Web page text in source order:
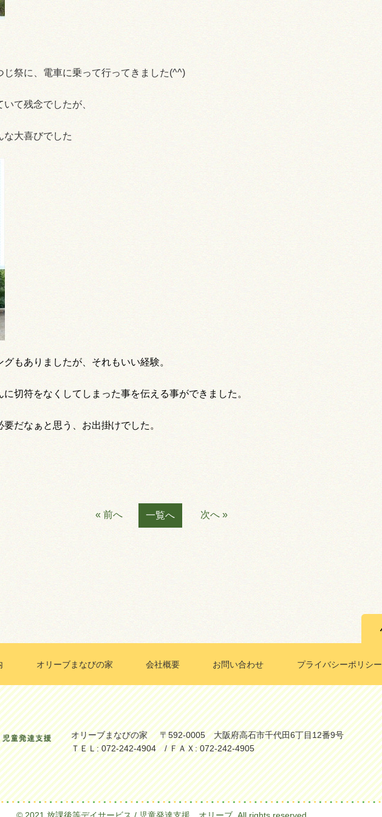
祭に、電車に乗って行ってきました(^^)
て残念でしたが、
な大喜びでした
もありましたが、それもいい経験。
切符をなくしてしまった事を伝える事ができました。
だなぁと思う、お出掛けでした。
« 前へ 一覧へ 次へ »
オリーブまなびの家 会社概要 お問い合わせ プライバシーポリシー
オリーブまなびの家
〒592-0005 大阪府高石市千代田6丁目12番9号
ＴＥＬ: 072-242-4904 / ＦＡＸ: 072-242-4905
© 2021 放課後等デイサービス / 児童発達支援 オリーブ. All rights reserved.